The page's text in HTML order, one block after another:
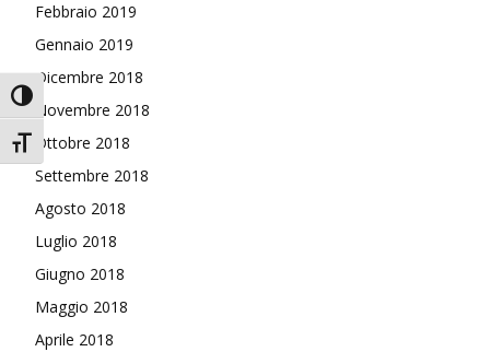
Attiva/disattiva alto contrasto
Attiva/disattiva dimensione testo
Febbraio 2019
Gennaio 2019
Dicembre 2018
Novembre 2018
Ottobre 2018
Settembre 2018
Agosto 2018
Luglio 2018
Giugno 2018
Maggio 2018
Aprile 2018